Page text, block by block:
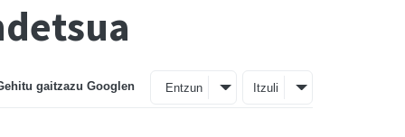
gaitzazu Googlen Entzun Itzuli